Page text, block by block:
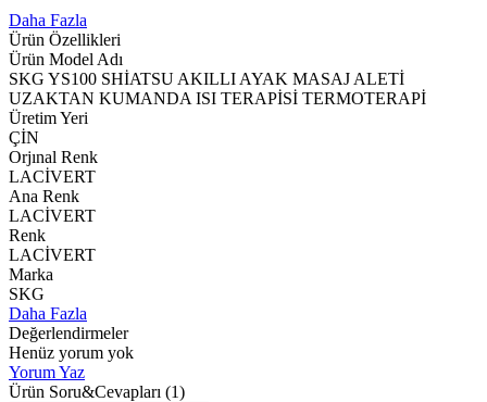
Daha Fazla
Ürün Özellikleri
Ürün Model Adı
SKG YS100 SHİATSU AKILLI AYAK MASAJ ALETİ
UZAKTAN KUMANDA ISI TERAPİSİ TERMOTERAPİ
Üretim Yeri
ÇİN
Orjınal Renk
LACİVERT
Ana Renk
LACİVERT
Renk
LACİVERT
Marka
SKG
Daha Fazla
Değerlendirmeler
Henüz yorum yok
Yorum Yaz
Ürün Soru&Cevapları (1)